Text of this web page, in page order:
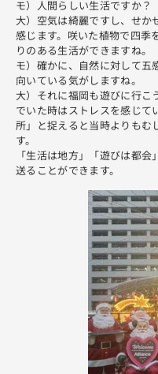
モ）人間らしい生活ですか？
大）空気は綺麗ですし、せか
感じます。咲いた植物で四季
りのある生活ができますね。
モ）確かに、自然に対して五
向いている気がしますね。
大）それに福岡も遊びに行こ
でいた時はストレスを感じて
所」と捉えると当時よりもむ
す。
「生活は地方」「遊びは都
送ることができます。